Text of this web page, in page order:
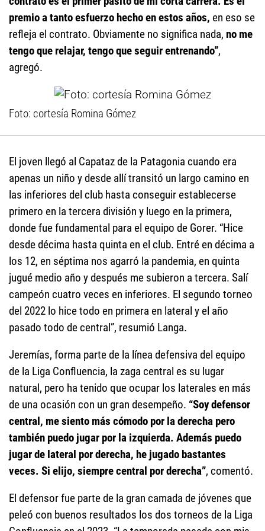
premio a tanto esfuerzo hecho en estos años, en eso se
refleja el contrato. Obviamente no significa nada, no me
tengo que relajar, tengo que seguir entrenando”,
agregó.
Foto: cortesía Romina Gómez
El joven llegó al Capataz de la Patagonia cuando era
apenas un niño y desde allí transitó un largo camino en
las inferiores del club hasta conseguir establecerse
primero en la tercera división y luego en la primera,
donde fue fundamental para el equipo de Gorer. “Hice
desde décima hasta quinta en el club. Entré en décima a
los 12, en séptima nos agarró la pandemia, en quinta
jugué medio año y después me subieron a tercera. Salí
campeón cuatro veces en inferiores. El segundo torneo
del 2022 lo hice todo en primera en lateral y el año
pasado todo de central”, resumió Langa.
Jeremías, forma parte de la línea defensiva del equipo
de la Liga Confluencia, la zaga central es su lugar
natural, pero ha tenido que ocupar los laterales en más
de una ocasión con un gran desempeño. “Soy defensor
central, me siento más cómodo por la derecha pero
también puedo jugar por la izquierda. Además puedo
jugar de lateral por derecha, he jugado bastantes
veces. Si elijo, siempre central por derecha”, comentó.
El defensor fue parte de la gran camada de jóvenes que
peleó con buenos resultados los dos torneos de la Liga